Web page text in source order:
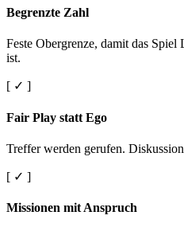
Begrenzte Zahl
Feste Obergrenze, damit das
ist.
[ ✓ ]
Fair Play statt Ego
Treffer werden gerufen.
[ ✓ ]
Missionen mit Anspruch